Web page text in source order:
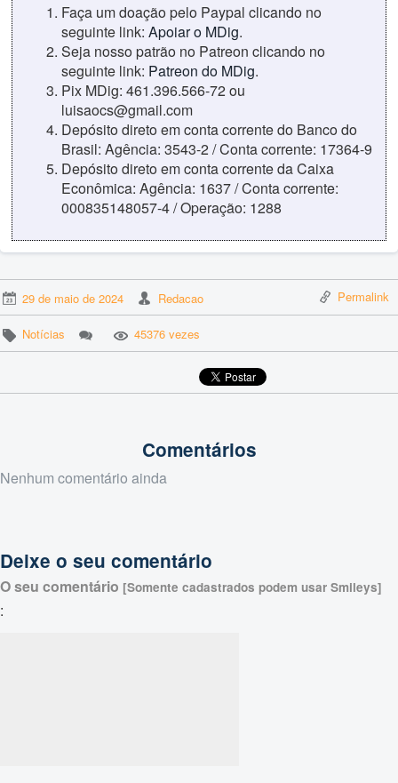
Faça um doação pelo Paypal clicando no
seguinte link: Apoiar o MDig.
Seja nosso patrão no Patreon clicando no
seguinte link: Patreon do MDig.
Pix MDig: 461.396.566-72 ou
luisaocs@gmail.com
Depósito direto em conta corrente do Banco do
Brasil: Agência: 3543-2 / Conta corrente: 17364-9
Depósito direto em conta corrente da Caixa
Econômica: Agência: 1637 / Conta corrente:
000835148057-4 / Operação: 1288
29 de maio de 2024 Redacao Permalink
Notícias 45376 vezes
Comentários
Nenhum comentário ainda
Deixe o seu comentário
O seu comentário [Somente cadastrados podem usar Smileys]
: